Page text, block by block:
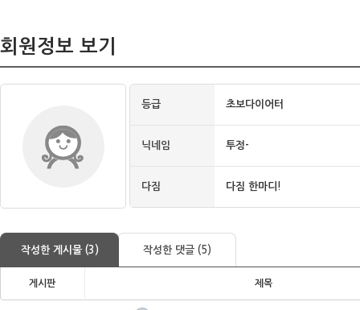
회원정보 보기
등급 초보다이어터
닉네임 투정-
다짐 다짐 한마디!
작성한 게시물 (3) 작성한 댓글 (5)
게시판 제목